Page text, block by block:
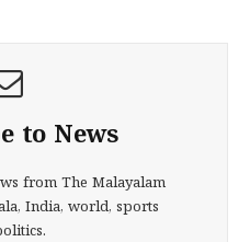
to News
from The Malayalam
India, world, sports